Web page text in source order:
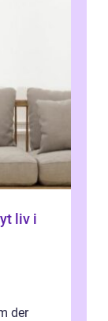
liv i
der